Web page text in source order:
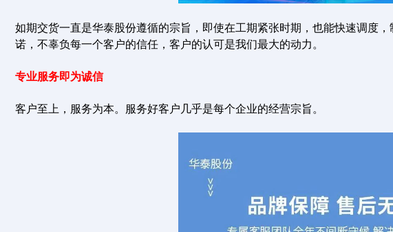
如期交货一直是华泰股份遵循的宗旨，即使在工期紧张时期，也能快速调度
诺，不辜负每一个客户的信任，客户的认可是我们最大的动力。
专业服务即为诚信
客户至上，服务为本。服务好客户几乎是每个企业的经营宗旨。